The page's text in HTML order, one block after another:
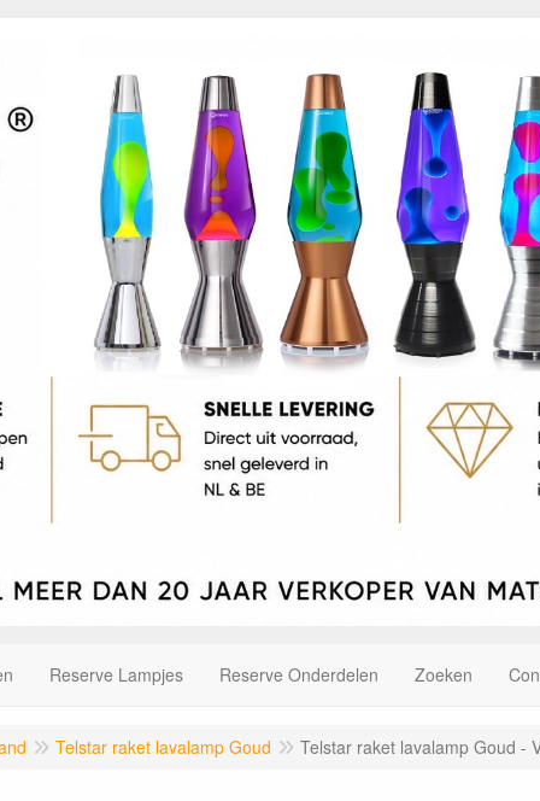
Reserve Lampjes Reserve Onderdelen Zoeken
Telstar raket lavalamp Goud Telstar raket lavalamp Goud -